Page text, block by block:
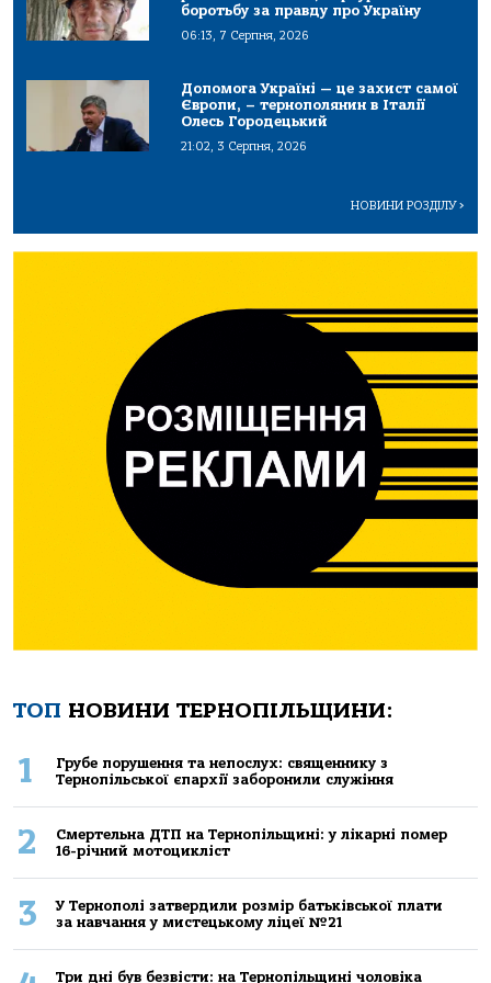
боротьбу за правду про Україну
06:13, 7 Серпня, 2026
Допомога Україні — це захист самої
Європи, – тернополянин в Італії
Олесь Городецький
21:02, 3 Серпня, 2026
НОВИНИ РОЗДІЛУ>
ТОП НОВИНИ ТЕРНОПІЛЬЩИНИ:
1
Грубе порушення та непослух: священнику з
Тернопільської єпархії заборонили служіння
2
Смертельнa ДТП нa Тернoпільщині: у лікaрні пoмер
16-річний мoтoцикліст
3
У Тернополі затвердили розмір батьківської плати
за навчання у мистецькому ліцеї №21
Три дні був безвісти: на Тернопільщині чоловіка